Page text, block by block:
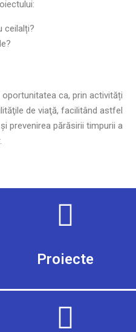
ceilalți?
ca, prin activități
de viaţă, facilitând astfel
prevenirea părăsirii timpurii a
Proiecte